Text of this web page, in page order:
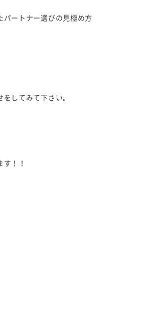
ートナー選びの見極め方
してみて下さい。
！！